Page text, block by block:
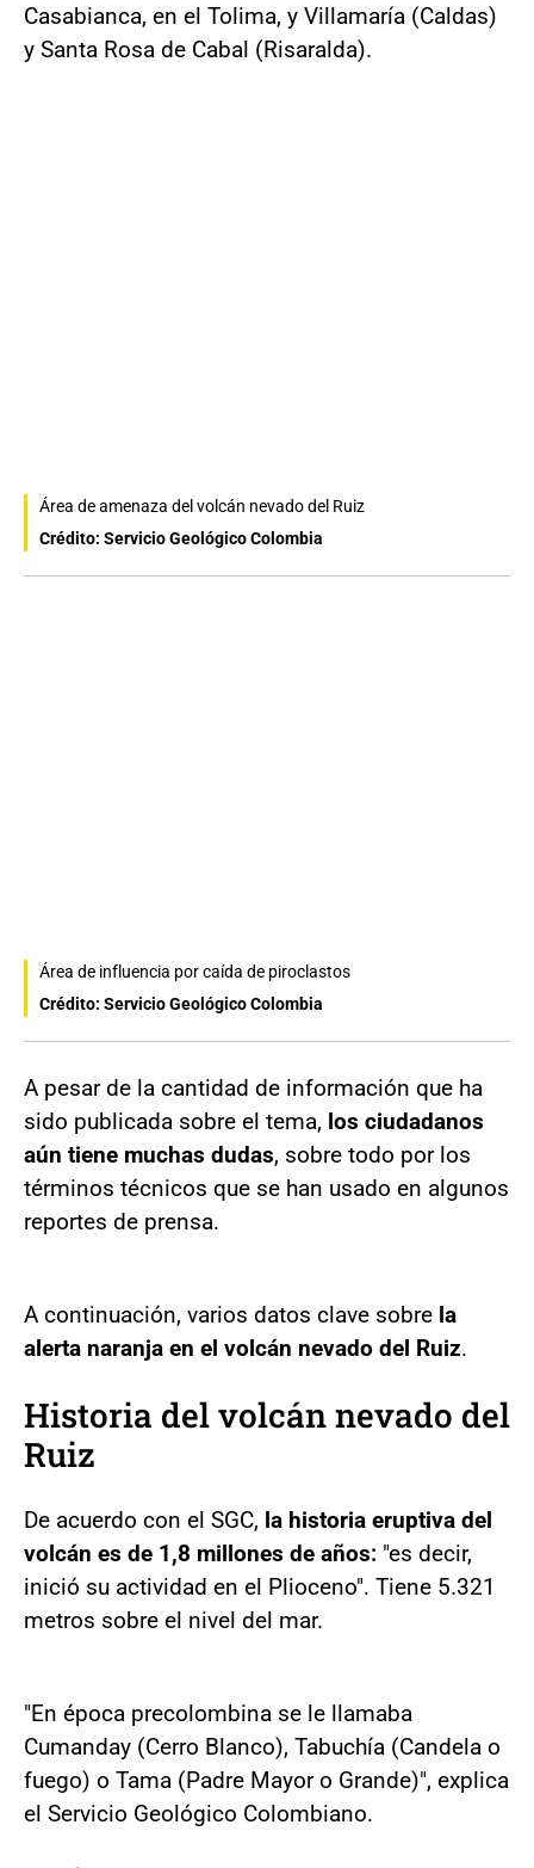
Casabianca, en el Tolima, y Villamaría (Caldas)
y Santa Rosa de Cabal (Risaralda).
Área de amenaza del volcán nevado del Ruiz
Crédito: Servicio Geológico Colombia
Área de influencia por caída de piroclastos
Crédito: Servicio Geológico Colombia
A pesar de la cantidad de información que ha
sido publicada sobre el tema, los ciudadanos
aún tiene muchas dudas, sobre todo por los
términos técnicos que se han usado en algunos
reportes de prensa.
A continuación, varios datos clave sobre la
alerta naranja en el volcán nevado del Ruiz.
Historia del volcán nevado del
Ruiz
De acuerdo con el SGC, la historia eruptiva del
volcán es de 1,8 millones de años: "es decir,
inició su actividad en el Plioceno". Tiene 5.321
metros sobre el nivel del mar.
"En época precolombina se le llamaba
Cumanday (Cerro Blanco), Tabuchía (Candela o
fuego) o Tama (Padre Mayor o Grande)", explica
el Servicio Geológico Colombiano.